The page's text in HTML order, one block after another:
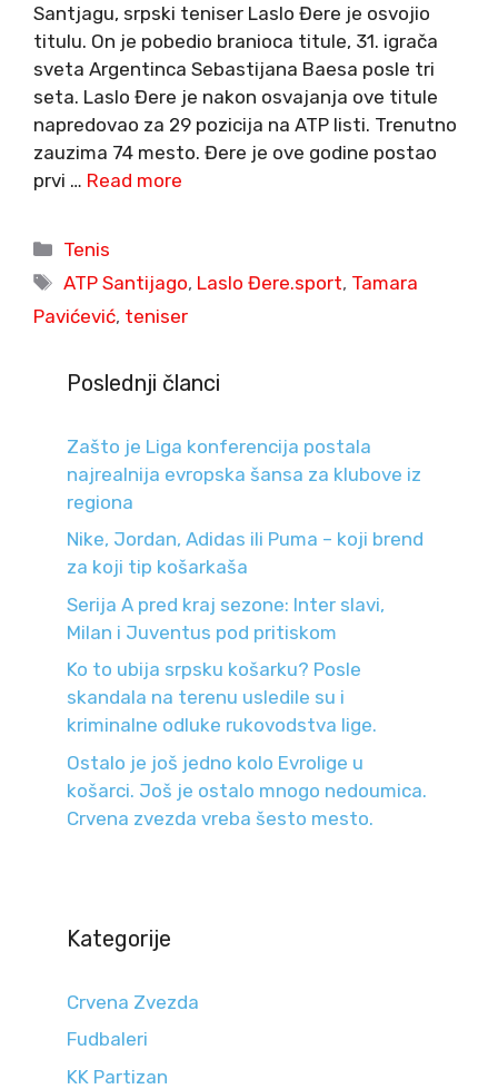
Santjagu, srpski teniser Laslo Đere je osvojio
titulu. On je pobedio branioca titule, 31. igrača
sveta Argentinca Sebastijana Baesa posle tri
seta. Laslo Đere je nakon osvajanja ove titule
napredovao za 29 pozicija na ATP listi. Trenutno
zauzima 74 mesto. Đere je ove godine postao
prvi … Read more
Categories
Tenis
Tags
ATP Santijago, Laslo Đere.sport, Tamara
Pavićević, teniser
Poslednji članci
Zašto je Liga konferencija postala
najrealnija evropska šansa za klubove iz
regiona
Nike, Jordan, Adidas ili Puma – koji brend
za koji tip košarkaša
Serija A pred kraj sezone: Inter slavi,
Milan i Juventus pod pritiskom
Ko to ubija srpsku košarku? Posle
skandala na terenu usledile su i
kriminalne odluke rukovodstva lige.
Ostalo je još jedno kolo Evrolige u
košarci. Još je ostalo mnogo nedoumica.
Crvena zvezda vreba šesto mesto.
Kategorije
Crvena Zvezda
Fudbaleri
KK Partizan